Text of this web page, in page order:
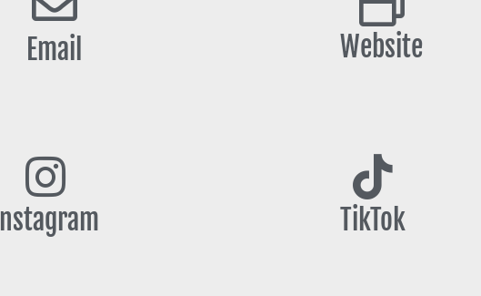
Email Website
Instagram TikTok